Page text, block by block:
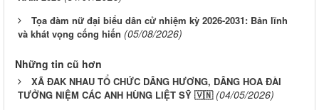
Tọa đàm nữ đại biểu dân cử nhiệm kỳ 2026-2031: Bản lĩnh
và khát vọng cống hiến (05/08/2026)
Những tin cũ hơn
XÃ ĐAK NHAU TỔ CHỨC DÂNG HƯƠNG, DÂNG HOA ĐÀI
TƯỞNG NIỆM CÁC ANH HÙNG LIỆT SỸ 🇻🇳 (04/05/2026)